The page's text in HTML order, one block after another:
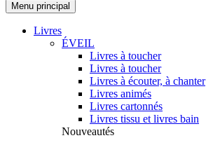
Menu principal
Livres
ÉVEIL
Livres à toucher
Livres à toucher
Livres à écouter, à chanter
Livres animés
Livres cartonnés
Livres tissu et livres bain
Nouveautés